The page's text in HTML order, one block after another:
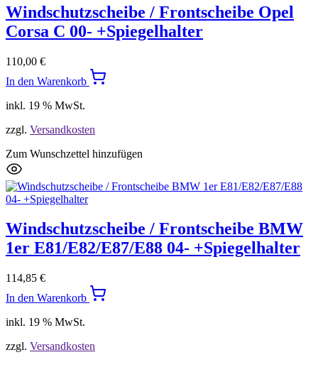
Windschutzscheibe / Frontscheibe Opel
Corsa C 00- +Spiegelhalter
110,00 €
In den Warenkorb
inkl. 19 % MwSt.
zzgl. Versandkosten
Zum Wunschzettel hinzufügen
Windschutzscheibe / Frontscheibe BMW
1er E81/E82/E87/E88 04- +Spiegelhalter
114,85 €
In den Warenkorb
inkl. 19 % MwSt.
zzgl. Versandkosten